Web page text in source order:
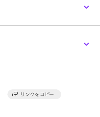
1. パフに3色を混ぜるよう
の量で、顔の約半
って、ムラなくのばします。
イントに狭く入れることでモ
(*1)として目の下や頬、口